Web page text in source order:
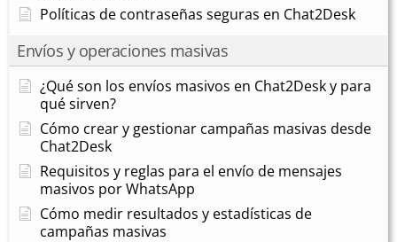
Políticas de contraseñas seguras en Chat2Desk
Envíos y operaciones masivas
¿Qué son los envíos masivos en Chat2Desk y para
qué sirven?
Cómo crear y gestionar campañas masivas desde
Chat2Desk
Requisitos y reglas para el envío de mensajes
masivos por WhatsApp
Cómo medir resultados y estadísticas de
campañas masivas